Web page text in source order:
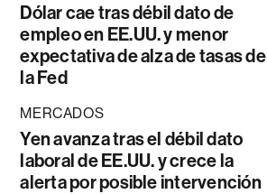
Dólar cae tras débil dato de
empleo en EE.UU. y menor
expectativa de alza de tasas de
la Fed
MERCADOS
Yen avanza tras el débil dato
laboral de EE.UU. y crece la
alerta por posible intervención